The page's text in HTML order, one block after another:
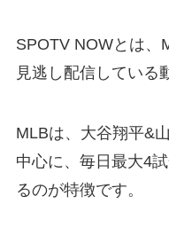
SPOTV NOWとは、
見逃し配信している
MLBは、大谷翔平&
中心に、毎日最大4
るのが特徴です。